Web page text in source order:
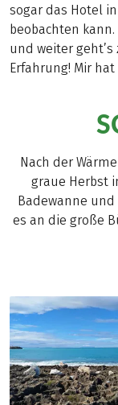
sogar das Hotel
beobachten
und weiter
Erfahrung! Mir
Nach der
graue Herbst
Badewanne
es an die große